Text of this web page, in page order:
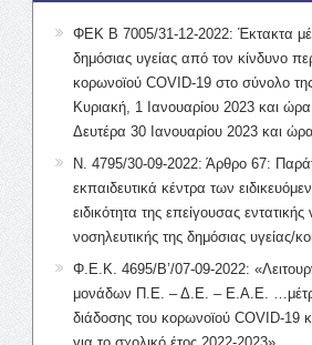
ΦΕΚ Β 7005/31-12-2022: Έκτακτα
δημόσιας υγείας από τον κίνδυνο
κορωνοϊού COVID-19 στο σύνολο
Κυριακή, 1 Ιανουαρίου 2023 και
Δευτέρα 30 Ιανουαρίου 2023 και
Ν. 4795/30-09-2022: Άρθρο 67:
εκπαιδευτικά κέντρα των
ειδικότητα της επείγουσας
νοσηλευτικής της δημόσιας υγείας/
Φ.Ε.Κ. 4695/Β’/07-09-2022:
μονάδων Π.Ε. – Δ.Ε. – Ε.Α.Ε.
διάδοσης του κορωνοϊού COVID-19